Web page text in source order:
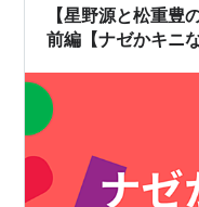
YUTA（renewal
asin:B0000ZG1BM
慰安旅行（2004年
asin:B0001U1M42
LIFE CYCLE（
Penguin Pull Pale
（2005年12月）
【星野源と松重
前編【ナゼかキニ